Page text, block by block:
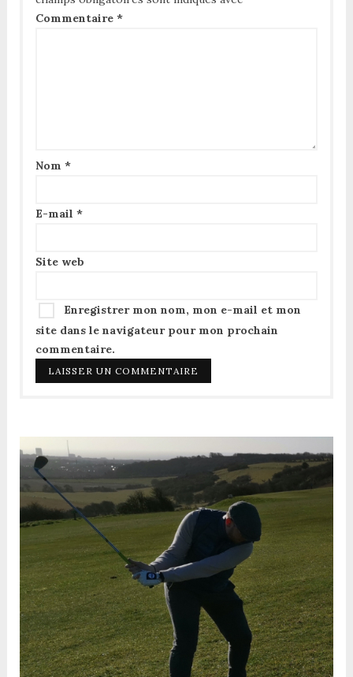
Commentaire *
Nom *
E-mail *
Site web
Enregistrer mon nom, mon e-mail et mon
site dans le navigateur pour mon prochain
commentaire.